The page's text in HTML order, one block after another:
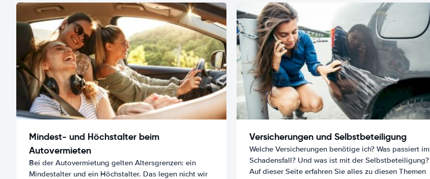
Mindest- und Höchstalter beim
Autovermieten
Bei der Autovermietung gelten Altersgrenzen: ein
Mindestalter und ein Höchstalter. Das legen nicht wir
Versicherungen und Selbstbeteiligung
Welche Versicherungen benötige ich? Was passiert im
Schadensfall? Und was ist mit der Selbstbeteiligung?
Auf dieser Seite erfahren Sie alles zu diesen Themen